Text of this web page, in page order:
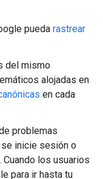
pueda rastrear
del mismo
alojadas en
en cada
problemas
inicie sesión o
los usuarios
para ir hasta tu